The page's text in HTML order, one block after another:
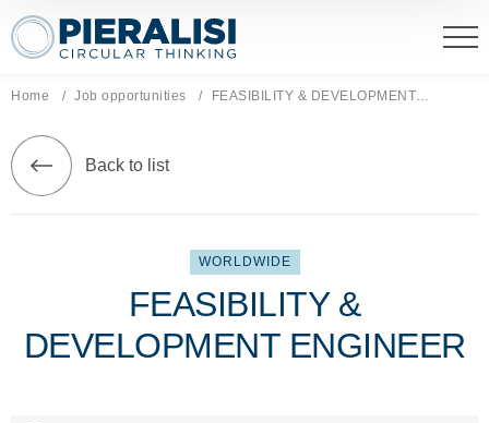
Pieralisi Maip Spa
Home Job opportunities Current page:
FEASIBILITY & DEVELOPMENT ENGINEER
Back to list
WORLDWIDE
FEASIBILITY &
DEVELOPMENT ENGINEER